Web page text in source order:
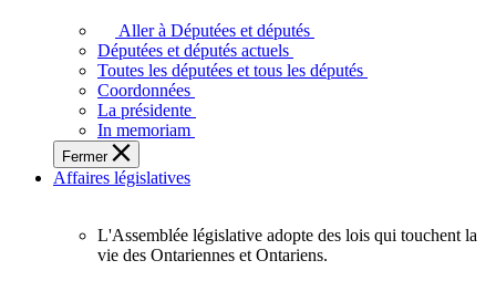
députés
vous
représentent
sein
de
l'Assemblée
législative
l'Ontario.
Aller à Députées et députés
Députées et députés actuels
Toutes les députées et tous les députés
Coordonnées
La présidente
In memoriam
Fermer
Affaires législatives
L'Assemblée
L'Assemblée législative adopte des lois qui touchent la
vie des Ontariennes et Ontariens.